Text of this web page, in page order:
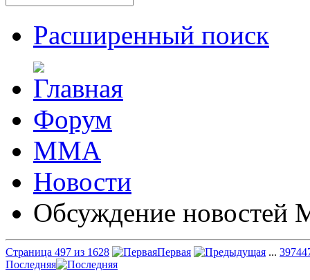
Расширенный поиск
Форум
ММА
Новости
Обсуждение
Страница 497 из 1628 Первая ... 397
Последняя